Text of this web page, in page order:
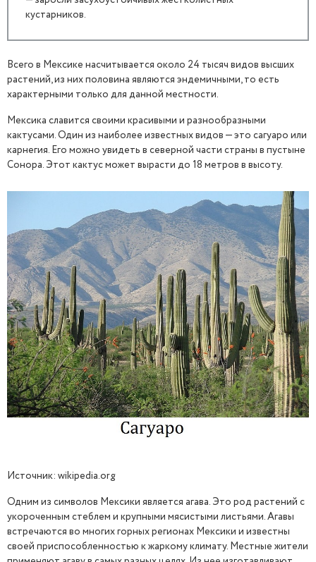
кустарников.
Всего в Мексике насчитывается около 24 тысяч видов высших
растений, из них половина являются эндемичными, то есть
характерными только для данной местности.
Мексика славится своими красивыми и разнообразными
кактусами. Один из наиболее известных видов — это сагуаро или
карнегия. Его можно увидеть в северной части страны в пустыне
Сонора. Этот кактус может вырасти до 18 метров в высоту.
Источник: wikipedia.org
Одним из символов Мексики является агава. Это род растений с
укороченным стеблем и крупными мясистыми листьями. Агавы
встречаются во многих горных регионах Мексики и известны
своей приспособленностью к жаркому климату. Местные жители